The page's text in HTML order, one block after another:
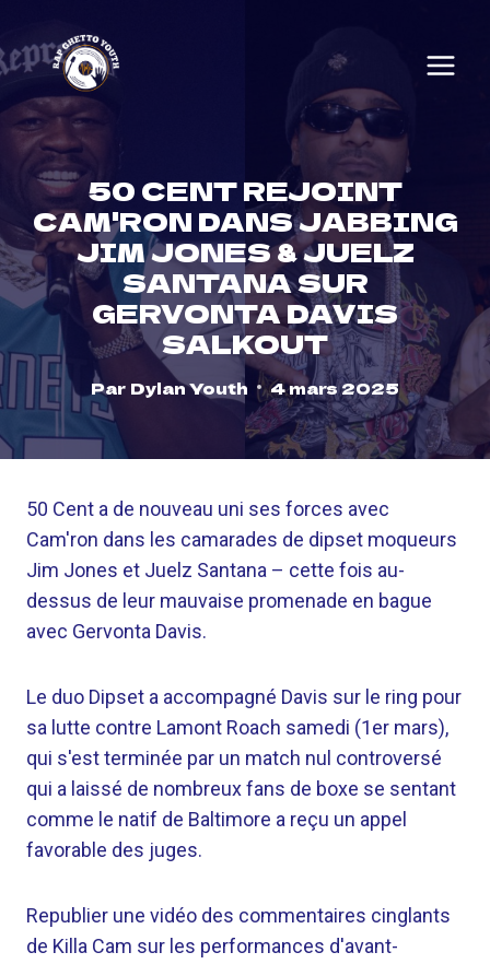
to
content
50 CENT REJOINT
CAM'RON DANS JABBING
JIM JONES & JUELZ
SANTANA SUR
GERVONTA DAVIS
SALKOUT
Par Dylan Youth 4 mars 2025
50 Cent a de nouveau uni ses forces avec
Cam'ron dans les camarades de dipset moqueurs
Jim Jones et Juelz Santana – cette fois au-
dessus de leur mauvaise promenade en bague
avec Gervonta Davis.
Le duo Dipset a accompagné Davis sur le ring pour
sa lutte contre Lamont Roach samedi (1er mars),
qui s'est terminée par un match nul controversé
qui a laissé de nombreux fans de boxe se sentant
comme le natif de Baltimore a reçu un appel
favorable des juges.
Republier une vidéo des commentaires cinglants
de Killa Cam sur les performances d'avant-